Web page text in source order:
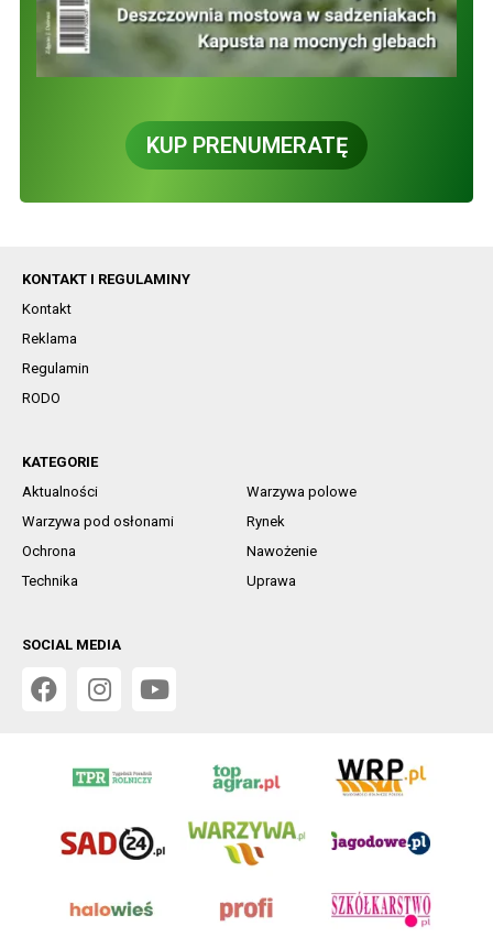
KUP PRENUMERATĘ
KONTAKT I REGULAMINY
Kontakt
Reklama
Regulamin
RODO
KATEGORIE
Aktualności
Warzywa polowe
Warzywa pod osłonami
Rynek
Ochrona
Nawożenie
Technika
Uprawa
SOCIAL MEDIA